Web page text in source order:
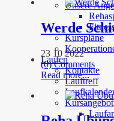
Unsere
Kurspläne
Laufen
Kontakte
Lauftreff
Werde
23 10 2022
(0) Comments
Read more...